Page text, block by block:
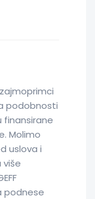
podobnosti
finansirane
Molimo
uslova i
podnese